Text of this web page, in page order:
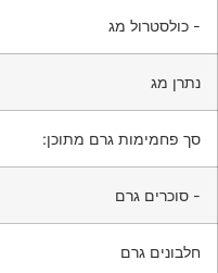
- כולסטרול מג
נתרן מג
סך פחמימות גרם מתוכן:
- סוכרים גרם
חלבונים גרם